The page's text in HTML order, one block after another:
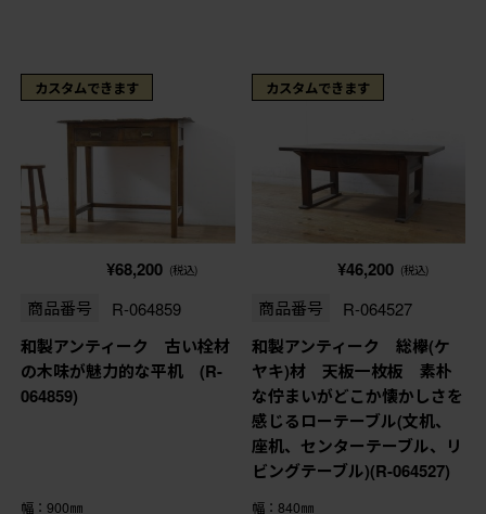
カスタムできます
¥68,200 (税込)
商品番号 R-064859
和製アンティーク 古い栓材
の木味が魅力的な平机 (R-
064859)
幅：900㎜
カスタムできます
¥46,200 (税込)
商品番号 R-064527
和製アンティーク 総欅(ケ
ヤキ)材 天板一枚板 素朴
な佇まいがどこか懐かしさを
感じるローテーブル(文机、
座机、センターテーブル、リ
ビングテーブル)(R-064527)
幅：840㎜